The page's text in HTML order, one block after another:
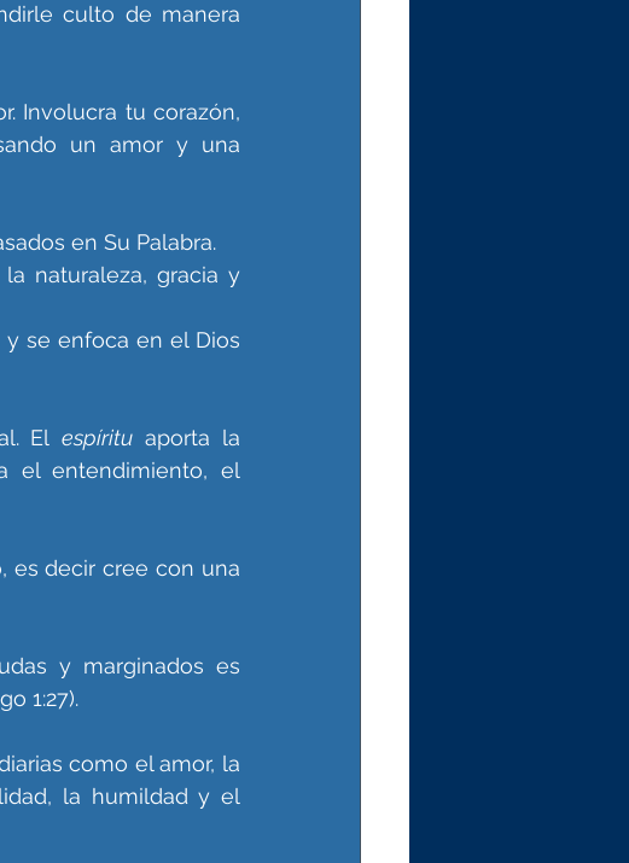
culto de manera
Involucra tu corazón,
un amor y una
en Su Palabra.
naturaleza, gracia y
se enfoca en el Dios
El espíritu aporta la
el entendimiento, el
es decir cree con una
y marginados es
1:27).
como el amor, la
la humildad y el